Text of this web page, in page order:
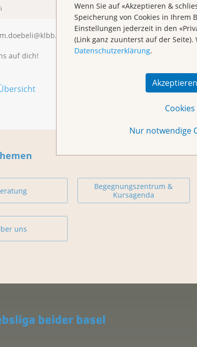
Wenn Sie auf «Akzeptieren &
Speicherung von Cookies in Ihrem
Einstellungen jederzeit in den
(Link ganz zuunterst auf der
Datenschutzerklärung.
Nur notwendige
Für die Anmeldung
Informationen steht
oder Telefon 061 531 99 26 zur
auf dich!
Begegnungszentrum &
Kursagenda
uns